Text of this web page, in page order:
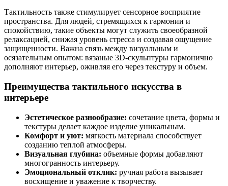
Тактильность также стимулирует сенсорное восприятие
пространства. Для людей, стремящихся к гармонии и
спокойствию, такие объекты могут служить своеобразной
релаксацией, снижая уровень стресса и создавая ощущение
защищенности. Важна связь между визуальным и
осязательным опытом: вязаные 3D-скульптуры гармонично
дополняют интерьер, оживляя его через текстуру и объем.
Преимущества тактильного искусства в
интерьере
Эстетическое разнообразие: сочетание цвета, формы и
текстуры делает каждое изделие уникальным.
Комфорт и уют: мягкость материала способствует
созданию теплой атмосферы.
Визуальная глубина: объемные формы добавляют
многогранность интерьеру.
Эмоциональный отклик: ручная работа вызывает
восхищение и уважение к творчеству.